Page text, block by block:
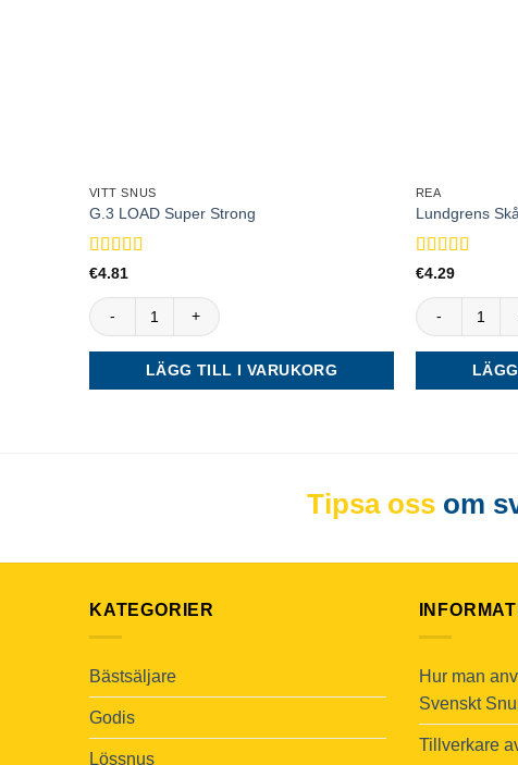
VITT SNUS
G.3 LOAD Super Strong
Betygsatt
€4.81
G.3 LOAD Super Strong mängd
LÄGG TILL I VARUKORG
REA
Lundgrens
Betygsatt
€4.29
Lundgrens
Tipsa ossom
KATEGORIER
Bästsäljare
Godis
Lössnus
Hur man
Svenskt
Tillverkare